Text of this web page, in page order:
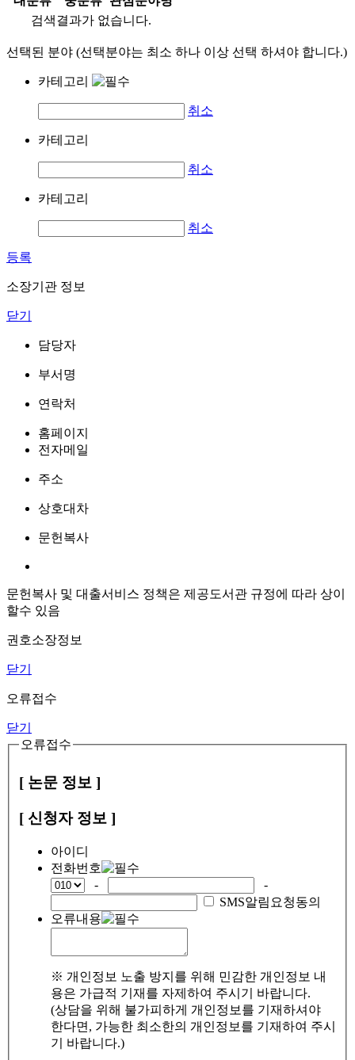
검색결과가 없습니다.
선택된 분야 (선택분야는 최소 하나 이상 선택 하셔야 합니다.)
카테고리
취소
카테고리
취소
카테고리
취소
등록
소장기관 정보
닫기
담당자
부서명
연락처
홈페이지
전자메일
주소
상호대차
문헌복사
문헌복사 및 대출서비스 정책은 제공도서관 규정에 따라 상이
할수 있음
권호소장정보
닫기
오류접수
닫기
오류접수
[ 논문 정보 ]
[ 신청자 정보 ]
아이디
전화번호
-
-
SMS알림요청동의
오류내용
※ 개인정보 노출 방지를 위해 민감한 개인정보 내
용은 가급적 기재를 자제하여 주시기 바랍니다.
(상담을 위해 불가피하게 개인정보를 기재하셔야
한다면, 가능한 최소한의 개인정보를 기재하여 주시
기 바랍니다.)